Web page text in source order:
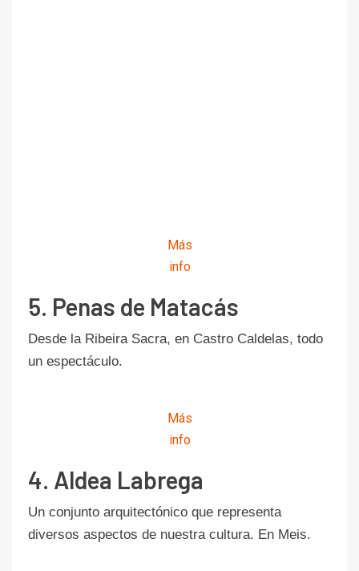
Más
info
5. Penas de Matacás
Desde la Ribeira Sacra, en Castro Caldelas, todo
un espectáculo.
Más
info
4. Aldea Labrega
Un conjunto arquitectónico que representa
diversos aspectos de nuestra cultura. En Meis.